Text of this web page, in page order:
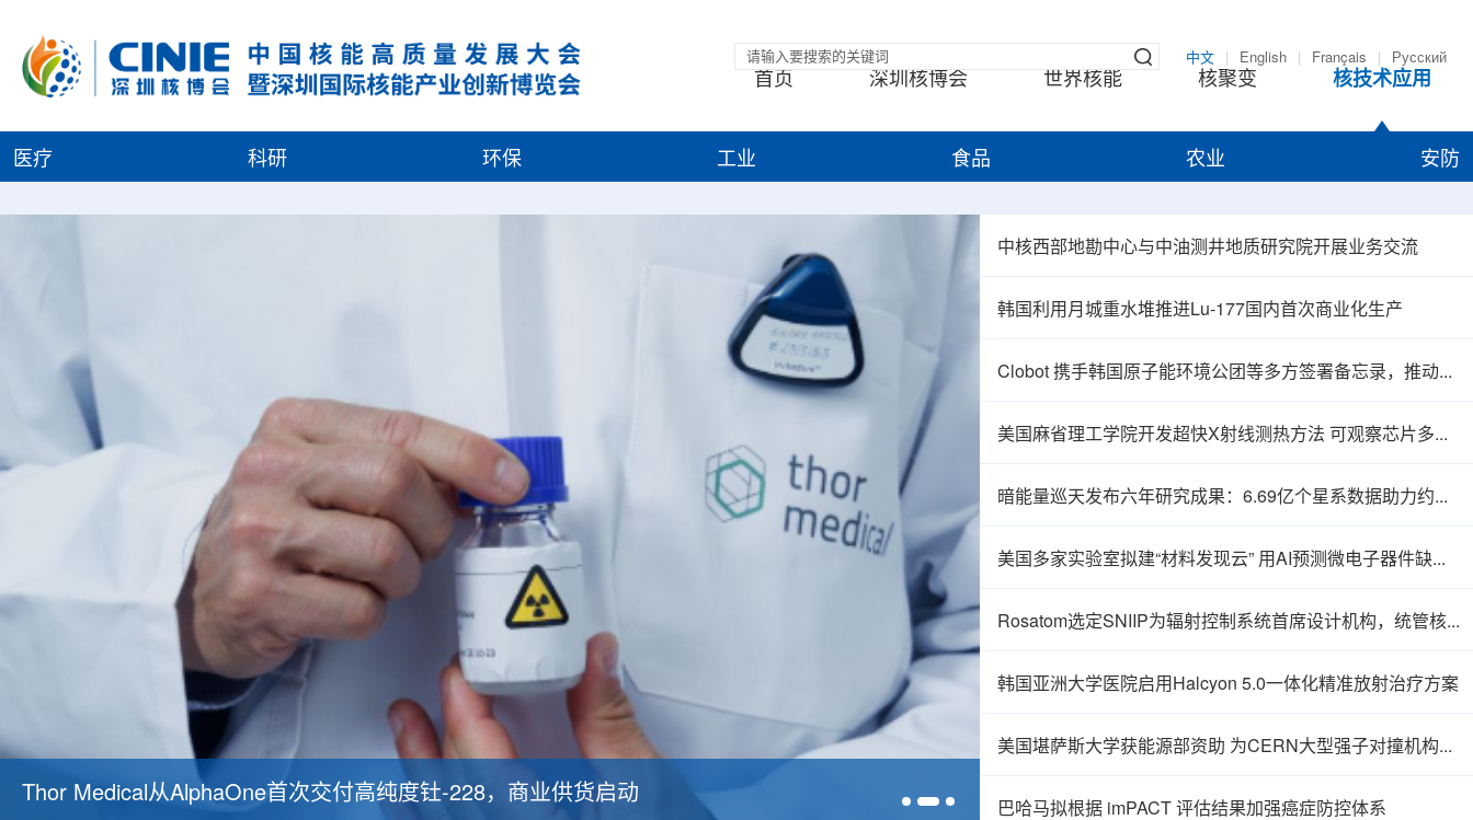
中文 English Français Русский
首页 深圳核博会 世界核能 核聚变 核技术应用
医疗 科研 环保 工业 食品 农业 安防
Thor Medical从AlphaOne首次交付高纯度钍-228，商业供货启动
中核西部地勘中心与中油测井地质研究院开展业务交流
韩国利用月城重水堆推进Lu-177国内首次商业化生产
Clobot 携手韩国原子能环境公团等多方签署备忘录，推动放射性废物安全管理多机型机器人示范
美国麻省理工学院开发超快X射线测热方法 可观察芯片多层结构热传递
暗能量巡天发布六年研究成果：6.69亿个星系数据助力约束宇宙加速膨胀
美国多家实验室拟建“材料发现云” 用AI预测微电子器件缺陷影响
Rosatom选定SNIIP为辐射控制系统首席设计机构，统管核设施放射仪表标准化与进口替代保障
韩国亚洲大学医院启用Halcyon 5.0一体化精准放射治疗方案
美国堪萨斯大学获能源部资助 为CERN大型强子对撞机构建新一代探测器
巴哈马拟根据 imPACT 评估结果加强癌症防控体系